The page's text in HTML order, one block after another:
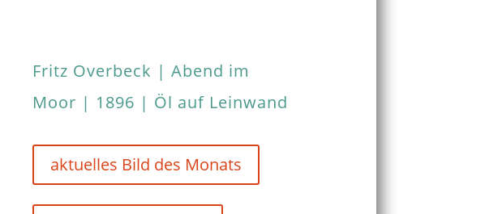
Fritz Overbeck | Abend im
Moor | 1896 | Öl auf Leinwand
aktuelles Bild des Monats